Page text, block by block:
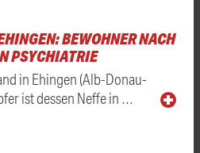
BEWOHNER NACH
PSYCHIATRIE
in Ehingen (Alb-Donau-
ist dessen Neffe in …